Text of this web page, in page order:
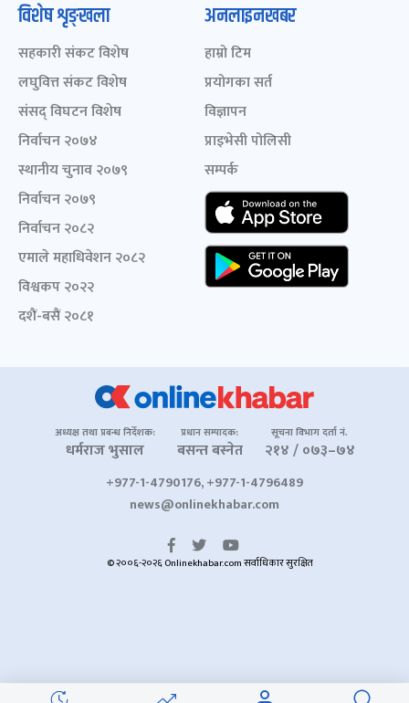
विशेष शृङ्खला
सहकारी संकट विशेष
लघुवित्त संकट विशेष
संसद् विघटन विशेष
निर्वाचन २०७४
स्थानीय चुनाव २०७९
निर्वाचन २०७९
निर्वाचन २०८२
एमाले महाधिवेशन २०८२
विश्वकप २०२२
दशैं-बसैं २०८१
अनलाइनखबर
हाम्रो टिम
प्रयोगका सर्त
विज्ञापन
प्राइभेसी पोलिसी
सम्पर्क
अध्यक्ष तथा प्रबन्ध निर्देशक:
धर्मराज भुसाल
प्रधान सम्पादक:
बसन्त बस्नेत
सूचना विभाग दर्ता नं.
२१४ / ०७३–७४
+977-1-4790176, +977-1-4796489
news@onlinekhabar.com
© २००६-२०२६ Onlinekhabar.com सर्वाधिकार सुरक्षित